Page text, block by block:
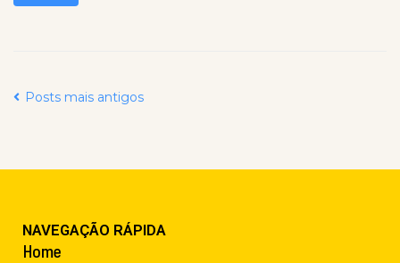
Posts mais antigos
NAVEGAÇÃO RÁPIDA
Home